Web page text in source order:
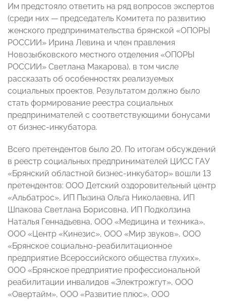
Им предстояло ответить на ряд вопросов экспертов
(среди них — председатель Комитета по развитию
женского предпринимательства брянской «ОПОРЫ
РОССИИ» Ирина Левина и член правления
Новозыбковского местного отделения «ОПОРЫ
РОССИИ» Светлана Макарова), в том числе
рассказать об особенностях реализуемых
социальных проектов. Результатом должно было
стать формирование реестра социальных
предпринимателей с соответствующими бонусами
от бизнес-инкубатора.
Всего претендентов было 20. По итогам обсуждений
в реестр социальных предпринимателей ЦИСС ГАУ
«Брянский областной бизнес-инкубатор» вошли 13
претендентов: ООО Детский оздоровительный центр
«Альбатрос», ИП Пызина Ольга Николаевна, ИП
Шпакова Светлана Борисовна, ИП Подколзина
Наталья Геннадьевна, ООО «Медицина и техника»,
ООО «Центр «Кинезис», ООО «Мир звуков», ООО
«Брянское социально-реабилитационное
предприятие Всероссийского общества глухих»,
ООО «Брянское предприятие профессиональной
реабилитации инвалидов «Электрожгут», ООО
«Овертайм», ООО «Развитие плюс», ООО